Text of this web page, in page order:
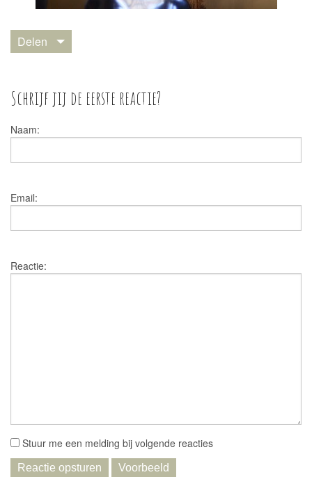
Delen
Schrijf jij de eerste reactie?
Naam:
Email:
Reactie:
Stuur me een melding bij volgende reacties